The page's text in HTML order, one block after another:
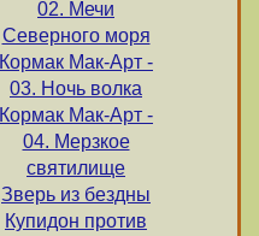
02. Мечи
Северного моря
Кормак Мак-Арт -
03. Ночь волка
Кормак Мак-Арт -
04. Мерзкое
святилище
Зверь из бездны
Купидон против